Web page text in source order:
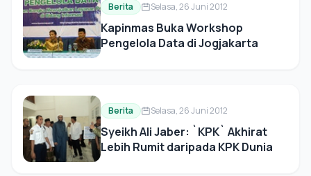
Berita Selasa, 26 Juni 2012
Kapinmas Buka Workshop
Pengelola Data di Jogjakarta
Berita Selasa, 26 Juni 2012
Syeikh Ali Jaber: `KPK` Akhirat
Lebih Rumit daripada KPK Dunia